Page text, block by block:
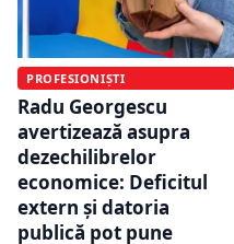
PROFESIONIȘTI
Radu Georgescu
avertizează asupra
dezechilibrelor
economice: Deficitul
extern și datoria
publică pot pune